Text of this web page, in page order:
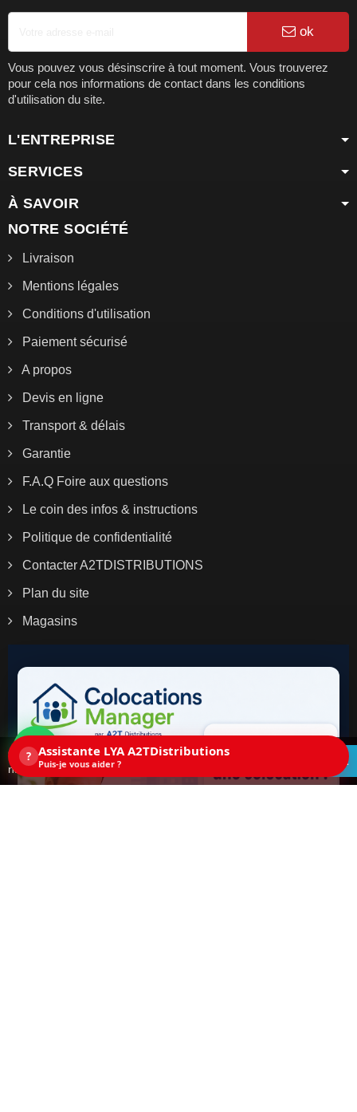
? Assistante LYA A2TDistributions
Puis-je vous aider ?
ok
Vous pouvez vous désinscrire à tout moment. Vous trouverez
pour cela nos informations de contact dans les conditions
d'utilisation du site.
L'ENTREPRISE
SERVICES
À SAVOIR
NOTRE SOCIÉTÉ
Livraison
Mentions légales
Conditions d'utilisation
Paiement sécurisé
A propos
Devis en ligne
Transport & délais
Garantie
F.A.Q Foire aux questions
Le coin des infos & instructions
Politique de confidentialité
Contacter A2TDISTRIBUTIONS
Plan du site
Magasins
Ce site utilise des cookies. En continuant la
navigation sur ce site, vous acceptez les cookies.
ACCEPTEZ